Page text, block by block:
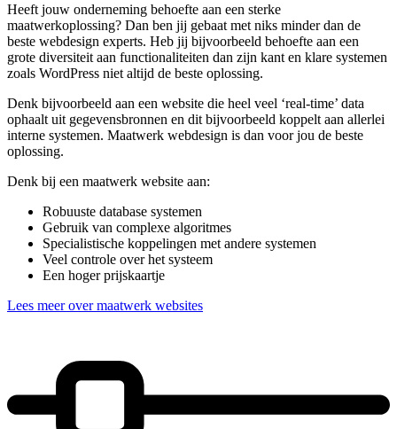
Heeft jouw onderneming behoefte aan een sterke
maatwerkoplossing? Dan ben jij gebaat met niks minder dan de
beste webdesign experts. Heb jij bijvoorbeeld behoefte aan een
grote diversiteit aan functionaliteiten dan zijn kant en klare systemen
zoals WordPress niet altijd de beste oplossing.
Denk bijvoorbeeld aan een website die heel veel ‘real-time’ data
ophaalt uit gegevensbronnen en dit bijvoorbeeld koppelt aan allerlei
interne systemen. Maatwerk webdesign is dan voor jou de beste
oplossing.
Denk bij een maatwerk website aan:
Robuuste database systemen
Gebruik van complexe algoritmes
Specialistische koppelingen met andere systemen
Veel controle over het systeem
Een hoger prijskaartje
Lees meer over maatwerk websites